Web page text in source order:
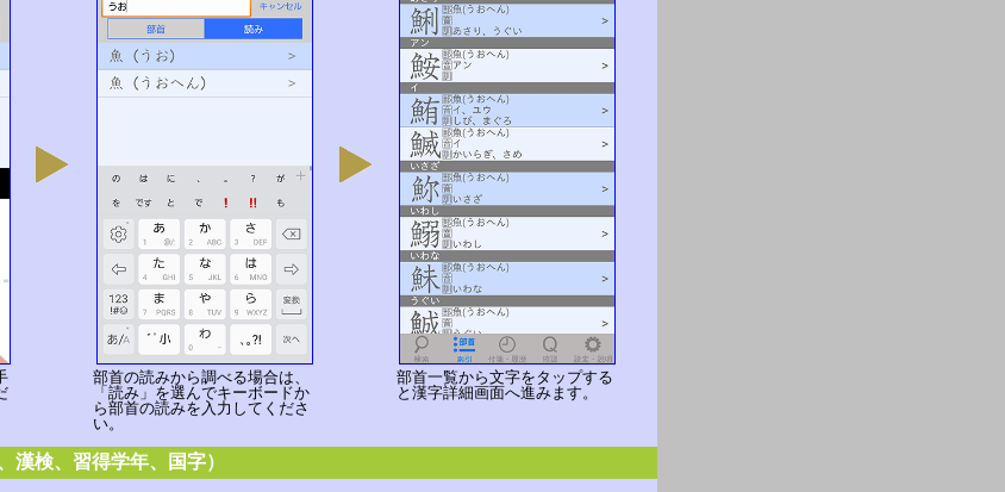
部首の読みから調べる場合は、
「読み」を選んでキーボードか
ら部首の読みを入力してくださ
い。
部首一覧から文字をタップする
と漢字詳細画面へ進みます。
検、習得学年、国字）